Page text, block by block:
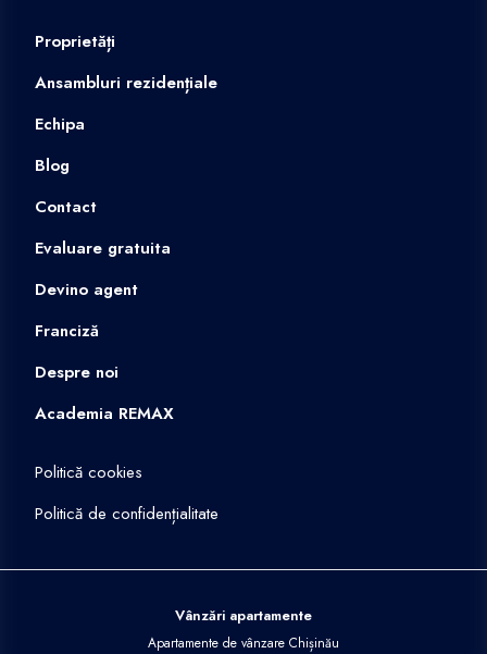
Proprietăți
Ansambluri rezidențiale
Echipa
Blog
Contact
Evaluare gratuita
Devino agent
Franciză
Despre noi
Academia REMAX
Politică cookies
Politică de confidențialitate
Vânzări apartamente
Apartamente de vânzare Chișinău